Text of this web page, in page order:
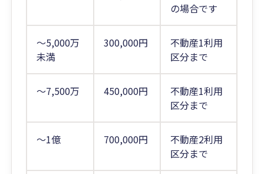
の場合です
～5,000万
未満
300,000円
不動産1利用
区分まで
～7,500万 450,000円
不動産1利用
区分まで
～1億 700,000円
不動産2利用
区分まで